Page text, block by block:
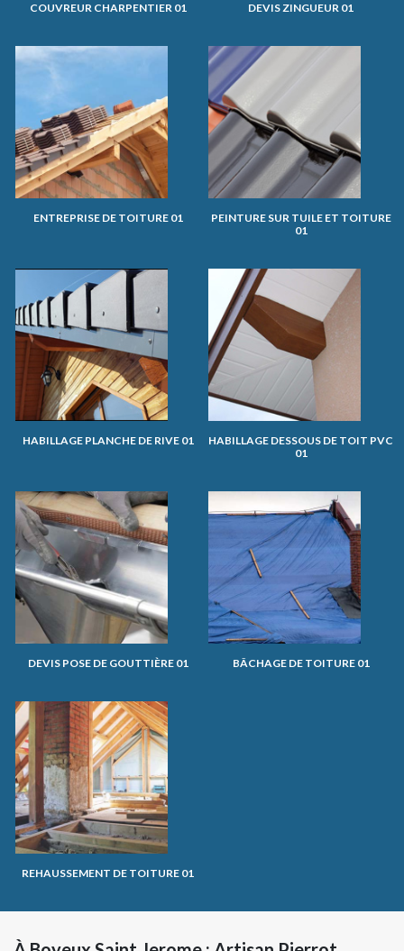
COUVREUR CHARPENTIER 01 DEVIS ZINGUEUR 01
ENTREPRISE DE TOITURE 01
PEINTURE SUR TUILE ET TOITURE
01
HABILLAGE PLANCHE DE RIVE 01
HABILLAGE DESSOUS DE TOIT PVC
01
DEVIS POSE DE GOUTTIÈRE 01 BÂCHAGE DE TOITURE 01
REHAUSSEMENT DE TOITURE 01